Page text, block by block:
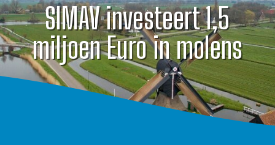
SIMAV investeert 1,5
miljoen Euro in molens